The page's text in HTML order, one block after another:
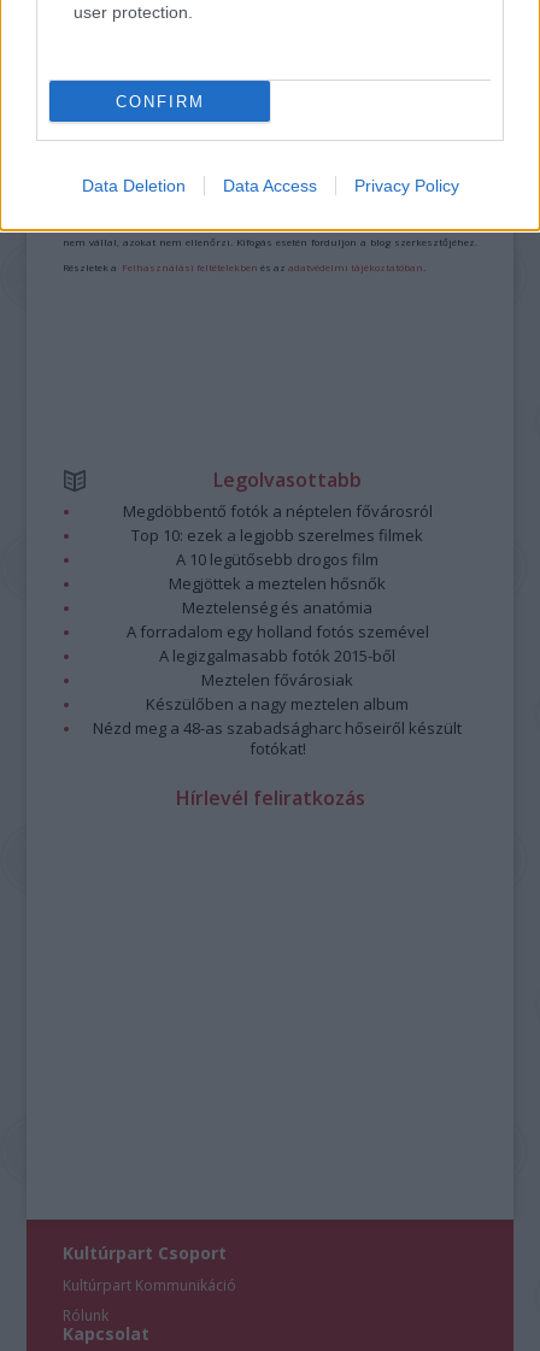
user protection.
CONFIRM
Data Deletion Data Access Privacy Policy
MÚZEUMUTCA TAVASZKÖSZÖNTŐ
A bejegyzés trackback címe:
https://kulturpart.hu/api/trackback/id/7865300
A hozzászólások avonatkozó jogszabályokértelmében felhasználói tartalomnak
nem vállal, azokat nem ellenőrzi. Kifogás esetén forduljon a blog szerkesztőjéhez.
Részletek a Felhasználási feltételekben és azadatvédelmi tájékoztatóban
Legolvasottabb
Megdöbbentő fotók a néptelen fővárosról
Top 10: ezek a legjobb szerelmes filmek
A 10 legütősebb drogos film
Megjöttek a meztelen hősnők
Meztelenség és anatómia
A forradalom egy holland fotós szemével
A legizgalmasabb fotók 2015-ből
Meztelen fővárosiak
Készülőben a nagy meztelen album
Nézd meg a 48-as szabadságharc hőseiről készült
fotókat!
Hírlevél feliratkozás
Kultúrpart Csoport
Kultúrpart Kommunikáció
Rólunk
Kapcsolat